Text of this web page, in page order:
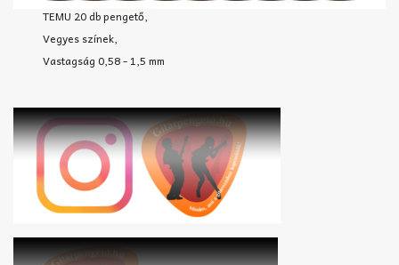
TEMU 20 db pengető,
Vegyes színek,
Vastagság 0,58 - 1,5 mm